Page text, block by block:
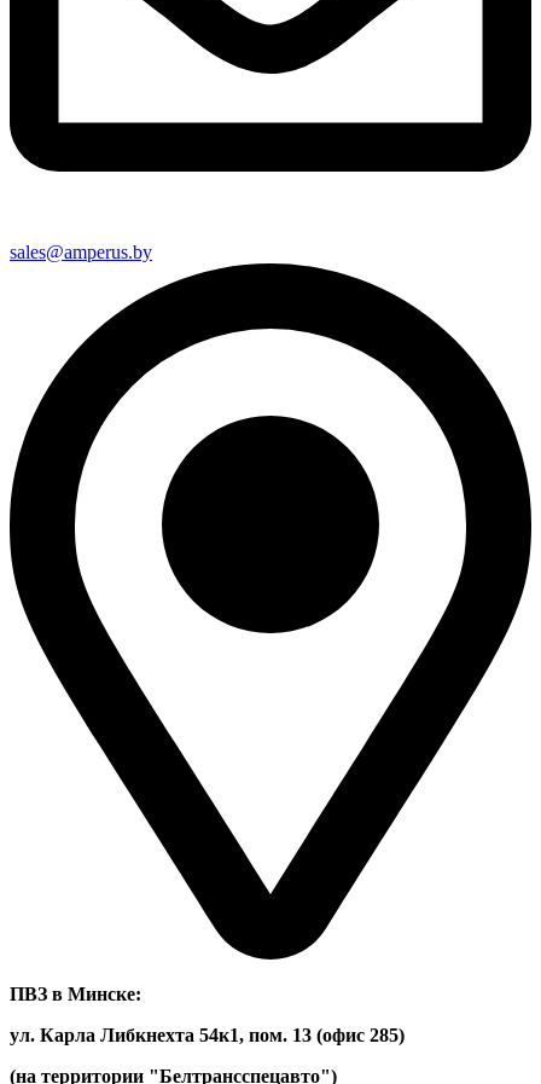
sales@amperus.by
ПВЗ в Минске:
ул. Карла Либкнехта 54к1, пом. 13 (офис 285)
(на территории "Белтрансспецавто")